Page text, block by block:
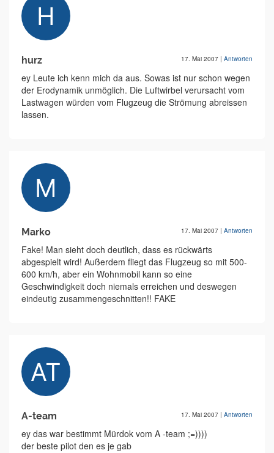
hurz 17. Mai 2007 | Antworten
ey Leute ich kenn mich da aus. Sowas ist nur schon wegen
der Erodynamik unmöglich. Die Luftwirbel verursacht vom
Lastwagen würden vom Flugzeug die Strömung abreissen
lassen.
Marko 17. Mai 2007 | Antworten
Fake! Man sieht doch deutlich, dass es rückwärts
abgespielt wird! Außerdem fliegt das Flugzeug so mit 500-
600 km/h, aber ein Wohnmobil kann so eine
Geschwindigkeit doch niemals erreichen und deswegen
eindeutig zusammengeschnitten!! FAKE
A-team 17. Mai 2007 | Antworten
ey das war bestimmt Mürdok vom A -team ;=))))
der beste pilot den es je gab